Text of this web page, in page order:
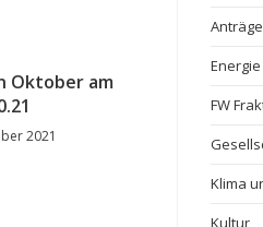
Oktober am
2021
Anträge
Energie
FW
Klima
Kultur